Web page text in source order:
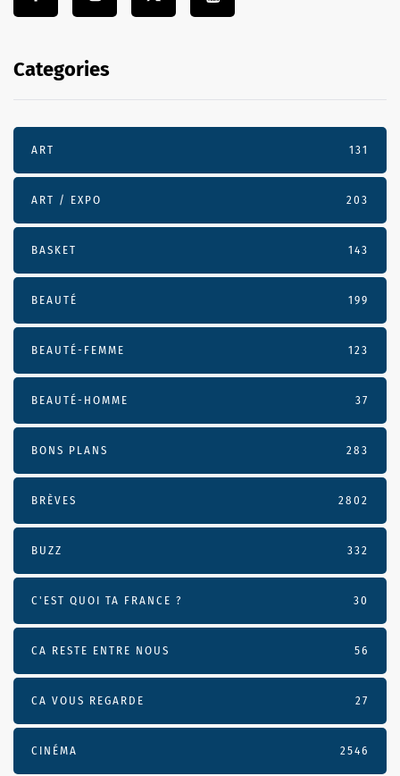
Categories
ART 131
ART / EXPO 203
BASKET 143
BEAUTÉ 199
BEAUTÉ-FEMME 123
BEAUTÉ-HOMME 37
BONS PLANS 283
BRÈVES 2802
BUZZ 332
C'EST QUOI TA FRANCE ? 30
CA RESTE ENTRE NOUS 56
CA VOUS REGARDE 27
CINÉMA 2546